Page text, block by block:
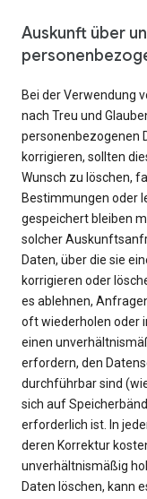
Auskunft über
Bei der Verwendung
nach Treu und
personenbezogenen
korrigieren, sollten
Wunsch zu löschen,
Bestimmungen oder
gespeichert bleiben
solcher
Daten, über die sie
korrigieren oder
es ablehnen,
oft wiederholen oder
einen
erfordern, den
durchführbar sind
sich auf
erforderlich ist. In
deren Korrektur
unverhältnismäßig
Daten löschen, kann